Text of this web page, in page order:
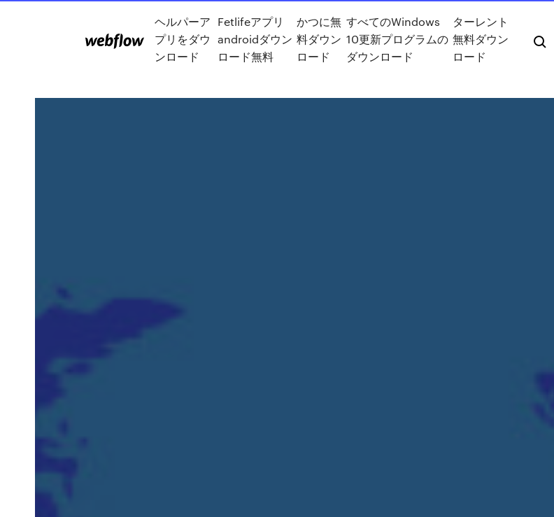
ヘルパーア
プリをダウ
ンロード
Fetlifeアプリ
androidダウン
ロード無料
かつに無
料ダウン
ロード
すべてのWindows
10更新プログラムの
ダウンロード
ターレント
無料ダウン
ロード